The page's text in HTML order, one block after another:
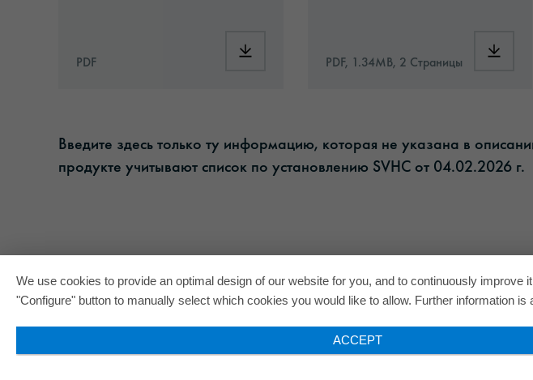
PDF Download: ORACAL®_Basic’50_ru.pdf
PDF, 1.34MB, 2 Страницы
Введите здесь только ту информацию, которая не указана в
продукте учитывают список по установлению SVHC от 04.02.2026 г.​
We use cookies to provide an optimal design of our website for you, and to continuously
"Configure" button to manually select which cookies you would like to allow. Further information is
ACCEPT